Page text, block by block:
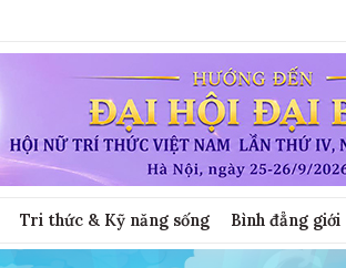
Tri thức & Kỹ năng sống Bình đẳng giới